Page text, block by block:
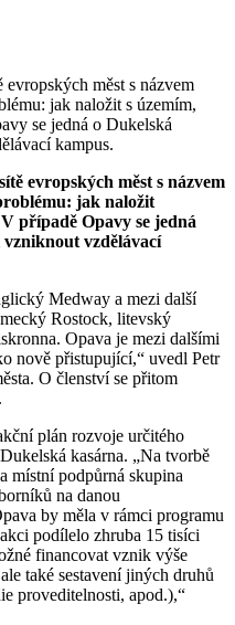
měst s názvem
jak naložit s územím,
se jedná o Dukelská
kampus.
evropských měst s názvem
jak naložit
případě Opavy se jedná
vzdělávací
Medway a mezi další
Rostock, litevský
Opava je mezi dalšími
nově přistupující,“ uvedl Petr
O členství se přitom
plán rozvoje určitého
kasárna. „Na tvorbě
místní podpůrná skupina
na danou
by měla v rámci programu
podílelo zhruba 15 tisíci
financovat vznik výše
také sestavení jiných druhů
proveditelnosti, apod.),“